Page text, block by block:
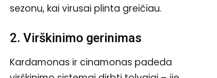
sezonu, kai virusai plinta greičiau.
2. Virškinimo gerinimas
Kardamonas ir cinamonas padeda